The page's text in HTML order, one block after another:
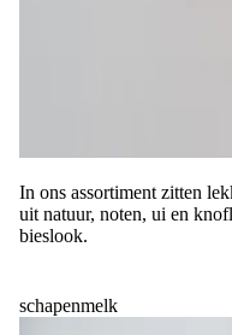
In ons assortiment zitten
uit natuur, noten, ui en
bieslook.
schapenmelk